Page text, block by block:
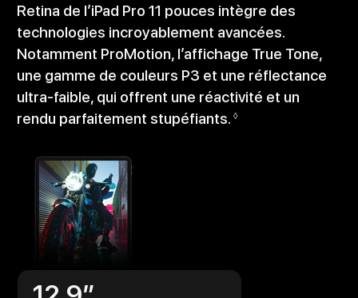
Retina de l’iPad Pro 11 pouces intègre des
technologies incroyablement avancées.
Notamment ProMotion, l’affichage True Tone,
une gamme de couleurs P3 et une réflectance
ultra-faible, qui offrent une réactivité et un
rendu parfaitement stupéfiants. ◊